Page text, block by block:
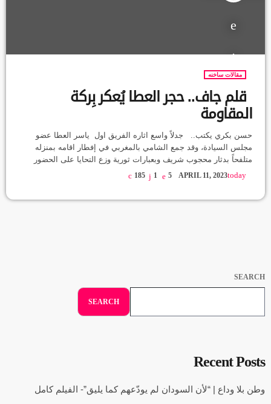
مقالات ساخنه
قلم جاف.. حجر العطا يُعكر بِركة
المقاومة
حسن بكري يكتب.. جدلاً واسع اثاره الفريق اول ياسر العطا عضو
مجلس السيادة، وقد جمع الشامي بالمغربي في إفطار اقامه بمنزله
متلفحاً بدثار محجوب شريف وبعبارات ثورية وزع التحايا على الحضور
والغائبين، منادياً بضرورة التوافق وقف الرجل ينادي القيادات السياسية،
ثم مضى لميدان المقاومة والأجسام والثورية ويذكر اسماء ثائرات وثوار
today
APRIL 11, 2023
185 1 5
SEARCH
SEARCH
Recent Posts
وطن بلا وداع | “لأن السودان لم يودّعهم كما يليق”- الفيلم كامل